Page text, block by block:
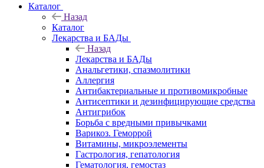
Каталог
Назад
Каталог
Лекарства и БАДы
Назад
Лекарства и БАДы
Анальгетики, спазмолитики
Аллергия
Антибактериальные и противомикробные
Антисептики и дезинфицирующие средства
Антигрибок
Борьба с вредными привычками
Варикоз. Геморрой
Витамины, микроэлементы
Гастрология, гепатология
Гематология, гемостаз